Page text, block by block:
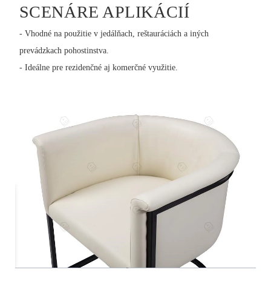
SCENÁRE APLIKÁCIÍ
- Vhodné na použitie v jedálňach, reštauráciách a iných
prevádzkach pohostinstva.
- Ideálne pre rezidenčné aj komerčné využitie.